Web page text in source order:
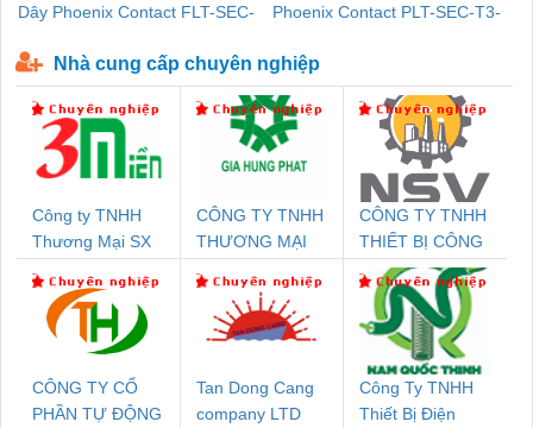
Dây Phoenix Contact FLT-SEC-
Phoenix Contact PLT-SEC-T3-
Nhà cung cấp chuyên nghiệp
Công ty TNHH
Thương Mại SX
CÔNG TY TNHH
THƯƠNG MẠI
THUẬT ĐIỆN CƠ
GIA HƯNG
PHÁT
CÔNG TY TNHH
THIẾT BỊ CÔNG
NGHIỆP NIHON
SETSUBI VIỆT
NAM
CÔNG TY CỔ
PHẦN TỰ ĐỘNG
Tan Dong Cang
company LTD
Công Ty TNHH
Thiết Bị Điện